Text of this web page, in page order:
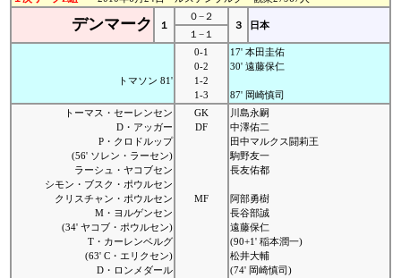
デンマーク １
０−２
３
日本
１−１
トマソン 81'
0-1
0-2
1-2
1-3
17' 本田圭佑
30' 遠藤保仁
87' 岡崎慎司
トーマス・セーレンセン
D・アッガー
P・クロドルップ
(56' ソレン・ラーセン)
ラーシュ・ヤコブセン
シモン・ブスク・ポウルセン
クリスチャン・ポウルセン
M・ヨルゲンセン
(34' ヤコブ・ポウルセン)
T・カーレンベルグ
(63' C・エリクセン)
D・ロンメダール
GK
DF
MF
川島永嗣
中澤佑二
田中マルクス闘莉王
駒野友一
長友佑都
阿部勇樹
長谷部誠
遠藤保仁
(90+1' 稲本潤一)
松井大輔
(74' 岡崎慎司)